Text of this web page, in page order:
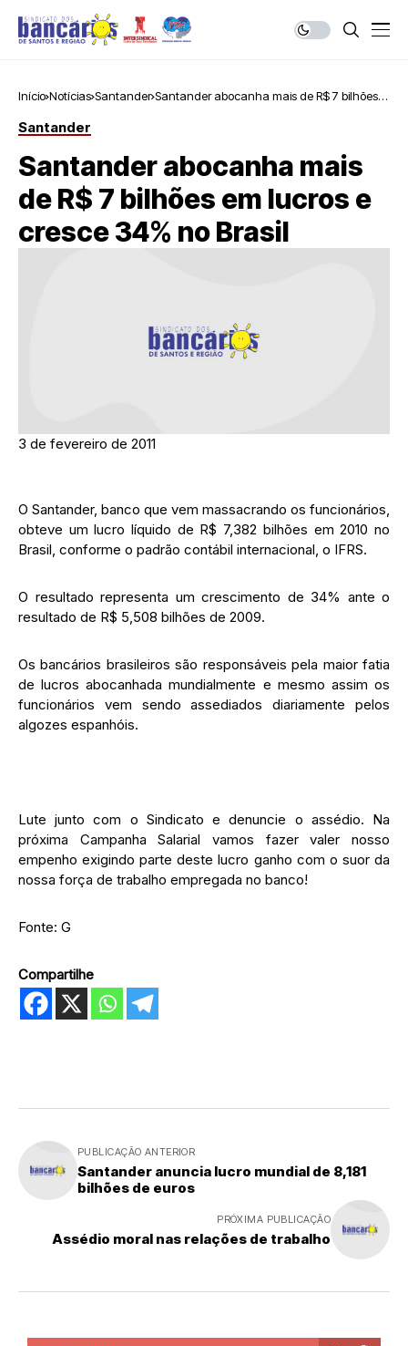
Início Notícias Santander Santander abocanha mais de R$ 7 bilhões
Santander
Santander abocanha mais
de R$ 7 bilhões em lucros e
cresce 34% no Brasil
3 de fevereiro de 2011
O Santander, banco que vem massacrando os funcionários,
obteve um lucro líquido de R$ 7,382 bilhões em 2010 no
Brasil, conforme o padrão contábil internacional, o IFRS.
O resultado representa um crescimento de 34% ante o
resultado de R$ 5,508 bilhões de 2009.
Os bancários brasileiros são responsáveis pela maior fatia
de lucros abocanhada mundialmente e mesmo assim os
funcionários vem sendo assediados diariamente pelos
algozes espanhóis.
Lute junto com o Sindicato e denuncie o assédio. Na
próxima Campanha Salarial vamos fazer valer nosso
empenho exigindo parte deste lucro ganho com o suor da
nossa força de trabalho empregada no banco!
Fonte: G
Compartilhe
PUBLICAÇÃO ANTERIOR
Santander anuncia lucro mundial de 8,181
bilhões de euros
PRÓXIMA PUBLICAÇÃO
Assédio moral nas relações de trabalho